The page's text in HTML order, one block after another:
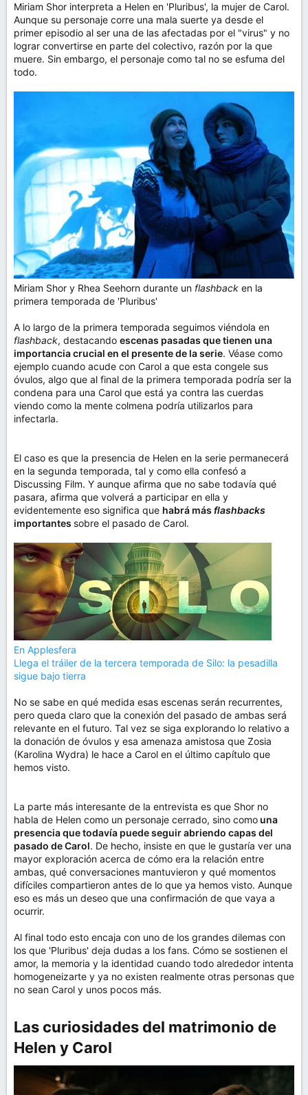
Miriam Shor interpreta a Helen en 'Pluribus', la mujer de Carol.
Aunque su personaje corre una mala suerte ya desde el
primer episodio al ser una de las afectadas por el "virus" y no
lograr convertirse en parte del colectivo, razón por la que
muere. Sin embargo, el personaje como tal no se esfuma del
todo.
Miriam Shor y Rhea Seehorn durante un flashback en la
primera temporada de 'Pluribus'
A lo largo de la primera temporada seguimos viéndola en
flashback, destacando escenas pasadas que tienen una
importancia crucial en el presente de la serie. Véase como
ejemplo cuando acude con Carol a que esta congele sus
óvulos, algo que al final de la primera temporada podría ser la
condena para una Carol que está ya contra las cuerdas
viendo como la mente colmena podría utilizarlos para
infectarla.
El caso es que la presencia de Helen en la serie permanecerá
en la segunda temporada, tal y como ella confesó a
Discussing Film. Y aunque afirma que no sabe todavía qué
pasara, afirma que volverá a participar en ella y
evidentemente eso significa que habrá más flashbacks
importantes sobre el pasado de Carol.
En Applesfera
Llega el tráiler de la tercera temporada de Silo: la pesadilla
sigue bajo tierra
No se sabe en qué medida esas escenas serán recurrentes,
pero queda claro que la conexión del pasado de ambas será
relevante en el futuro. Tal vez se siga explorando lo relativo a
la donación de óvulos y esa amenaza amistosa que Zosia
(Karolina Wydra) le hace a Carol en el último capítulo que
hemos visto.
La parte más interesante de la entrevista es que Shor no
habla de Helen como un personaje cerrado, sino como una
presencia que todavía puede seguir abriendo capas del
pasado de Carol. De hecho, insiste en que le gustaría ver una
mayor exploración acerca de cómo era la relación entre
ambas, qué conversaciones mantuvieron y qué momentos
difíciles compartieron antes de lo que ya hemos visto. Aunque
eso es más un deseo que una confirmación de que vaya a
ocurrir.
Al final todo esto encaja con uno de los grandes dilemas con
los que 'Pluribus' deja dudas a los fans. Cómo se sostienen el
amor, la memoria y la identidad cuando todo alrededor intenta
homogeneizarte y ya no existen realmente otras personas que
no sean Carol y unos pocos más.
Las curiosidades del matrimonio de
Helen y Carol​